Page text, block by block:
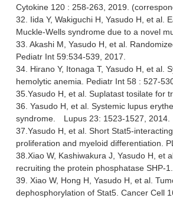
Cytokine 120 : 258-263, 2019.
32. Iida Y, Wakiguchi H, Yasudo H, et al.
Muckle-Wells syndrome due to a novel
33. Akashi M, Yasudo H, et al.
Pediatr Int 59:534-539, 2017.
34. Hirano Y, Itonaga T, Yasudo H, et al.
hemolytic anemia. Pediatr Int 58 : 527-
35.Yasudo H, et al. Suplatast tosilate for
36. Yasudo H, et al. Systemic lupus
syndrome. Lupus 23: 1523-1527, 2014.
37.Yasudo H, et al. Short Stat5-
proliferation and myeloid differentiation.
38.Xiao W, Kashiwakura J, Yasudo H, et
recruiting the protein phosphatase SHP-
39. Xiao W, Hong H, Yasudo H, et al.
dephosphorylation of Stat5. Cancer Cell